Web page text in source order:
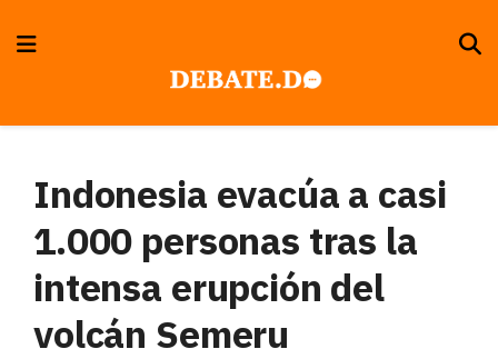
Indonesia evacúa a casi
1.000 personas tras la
intensa erupción del
volcán Semeru